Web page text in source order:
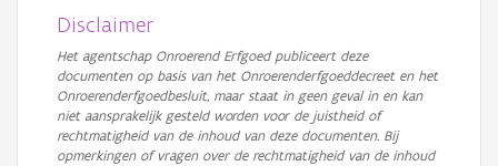
Disclaimer
Het agentschap Onroerend Erfgoed publiceert deze
documenten op basis van het Onroerenderfgoeddecreet en het
Onroerenderfgoedbesluit, maar staat in geen geval in en kan
niet aansprakelijk gesteld worden voor de juistheid of
rechtmatigheid van de inhoud van deze documenten. Bij
opmerkingen of vragen over de rechtmatigheid van de inhoud